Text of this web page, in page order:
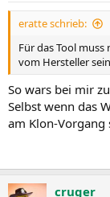
eratte schrieb:
Für das Tool
vom Hersteller
So wars bei mir
Selbst wenn das
am Klon-Vorgang
cruger